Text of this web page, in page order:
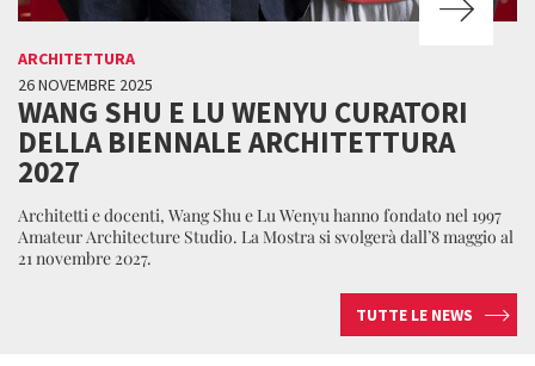
ARCHITETTURA
26 NOVEMBRE 2025
WANG SHU E LU WENYU CURATORI
DELLA BIENNALE ARCHITETTURA
2027
Architetti e docenti, Wang Shu e Lu Wenyu hanno fondato nel 1997
Amateur Architecture Studio. La Mostra si svolgerà dall’8 maggio al
21 novembre 2027.
TUTTE LE NEWS